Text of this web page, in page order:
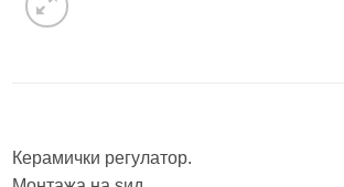
Керамички регулатор.